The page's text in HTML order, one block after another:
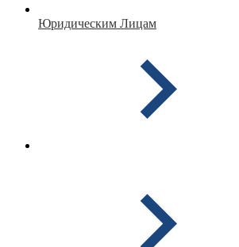
Юридическим Лицам